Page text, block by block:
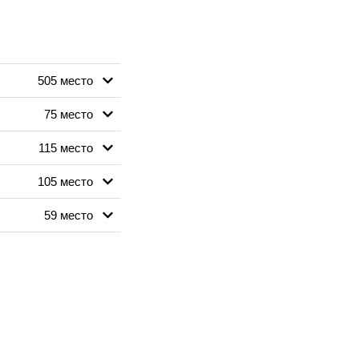
505 место
75 место
115 место
105 место
59 место